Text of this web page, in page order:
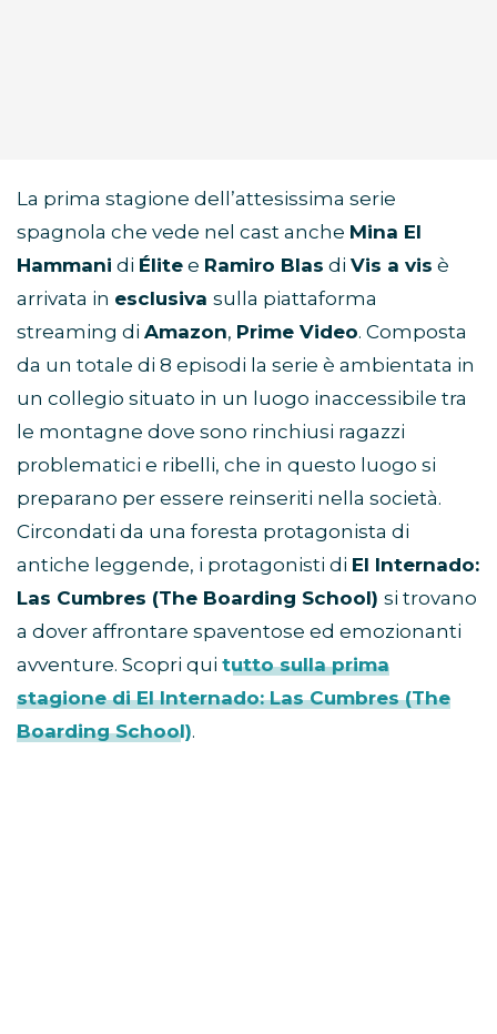
La prima stagione dell’attesissima serie
spagnola che vede nel cast anche Mina El
Hammani di Élite e Ramiro Blas di Vis a vis è
arrivata in esclusiva sulla piattaforma
streaming di Amazon, Prime Video. Composta
da un totale di 8 episodi la serie è ambientata in
un collegio situato in un luogo inaccessibile tra
le montagne dove sono rinchiusi ragazzi
problematici e ribelli, che in questo luogo si
preparano per essere reinseriti nella società.
Circondati da una foresta protagonista di
antiche leggende, i protagonisti di El Internado:
Las Cumbres (The Boarding School) si trovano
a dover affrontare spaventose ed emozionanti
avventure. Scopri qui tutto sulla prima
stagione di El Internado: Las Cumbres (The
Boarding School).